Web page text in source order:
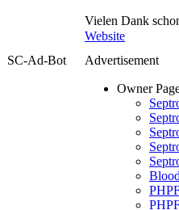
Vielen Dank
Website
SC-Ad-Bot
Advertisement
Owner